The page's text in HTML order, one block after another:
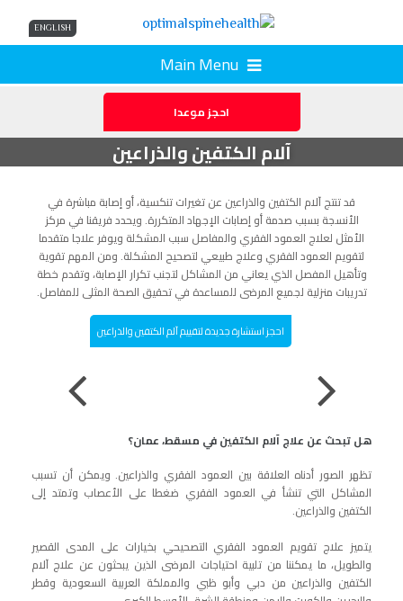
ENGLISH
Main Menu
احجز موعدا
آلام الكتفين والذراعين
قد تنتج آلام الكتفين والذراعين عن تغيرات تنكسية، أو إصابة مباشرة في
الأنسجة بسبب صدمة أو إصابات الإجهاد المتكررة. ويحدد فريقنا في مركز
الأمثل لعلاج العمود الفقري والمفاصل سبب المشكلة ويوفر علاجا متقدما
لتقويم العمود الفقري وعلاج طبيعي لتصحيح المشكلة. ومن المهم تقوية
وتأهيل المفصل الذي يعاني من المشاكل لتجنب تكرار الإصابة، وتقدم خطة
تدريبات منزلية لجميع المرضى للمساعدة في تحقيق الصحة المثلى للمفاصل.
احجز استشارة جديدة لتقييم آلم الكتفين والذراعين
هل تبحث عن علاج آلام الكتفين في مسقط، عمان؟
تظهر الصور أدناه العلاقة بين العمود الفقري والذراعين. ويمكن أن تسبب
المشاكل التي تنشأ في العمود الفقري ضغطا على الأعصاب وتمتد إلى
الكتفين والذراعين.
يتميز علاج تقويم العمود الفقري التصحيحي بخيارات على المدى القصير
والطويل، ما يمكننا من تلبية احتياجات المرضى الذين يبحثون عن علاج آلام
الكتفين والذراعين من دبي وأبو ظبي والمملكة العربية السعودية وقطر